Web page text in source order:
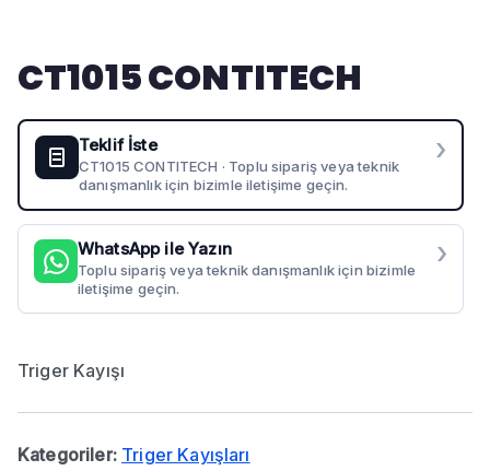
CT1015 CONTITECH
Triger Kayışı
Teklif İste
CT1015 CONTITECH · Toplu sipariş veya teknik
danışmanlık için bizimle iletişime geçin.
›
WhatsApp ile Yazın
Toplu sipariş veya teknik danışmanlık için bizimle
iletişime geçin.
›
Kategoriler: Triger Kayışları